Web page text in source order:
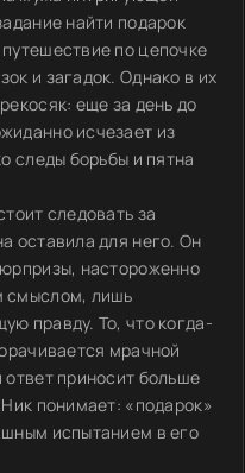
найти подарок
по цепочке
и загадок. Однако в их
еще за день до
исчезает из
следы борьбы и пятна
следовать за
оставила для него. Он
настороженно
смыслом, лишь
правду. То, что когда-
мрачной
приносит больше
понимает: «подарок»
испытанием в его